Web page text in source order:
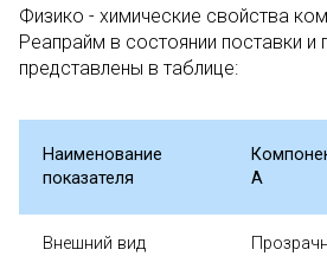
Физико - химические свойства
Реапрайм в состоянии поставки и
представлены в таблице:
Наименование
показателя
А
Внешний вид